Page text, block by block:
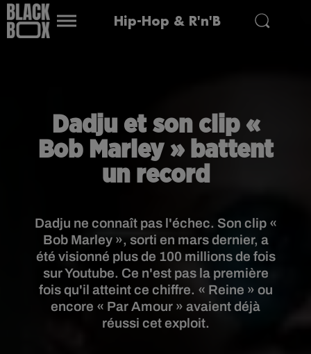
Hip-Hop & R'n'B
Dadju et son clip «
Bob Marley » battent
un record
Dadju ne connaît pas l'échec. Son clip «
Bob Marley », sorti en mars dernier, a
été visionné plus de 100 millions de fois
sur Youtube. Ce n'est pas la première
fois qu'il atteint ce chiffre. « Reine » ou
encore « Par Amour » avaient déjà
réussi cet exploit.